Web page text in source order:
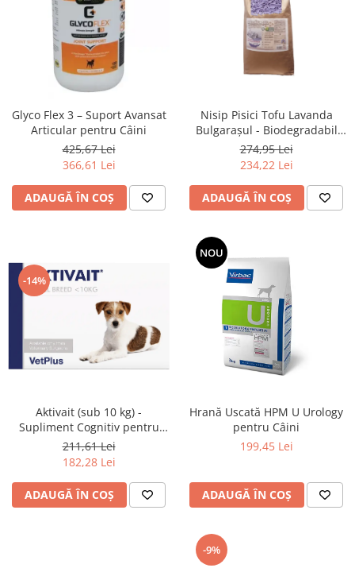
Glyco Flex 3 – Suport Avansat
Articular pentru Câini
425,67 Lei
366,61 Lei
ADAUGĂ ÎN COȘ
Nisip Pisici Tofu Lavanda
Bulgarașul - Biodegradabil
48L
274,95 Lei
234,22 Lei
ADAUGĂ ÎN COȘ
-14%
Aktivait (sub 10 kg) -
Supliment Cognitiv pentru
Câini Mici
211,61 Lei
182,28 Lei
ADAUGĂ ÎN COȘ
NOU
Hrană Uscată HPM U Urology
pentru Câini
199,45 Lei
ADAUGĂ ÎN COȘ
-9%